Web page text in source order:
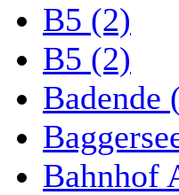
B5 (2)
B5 (2)
Badende
Bahnhof